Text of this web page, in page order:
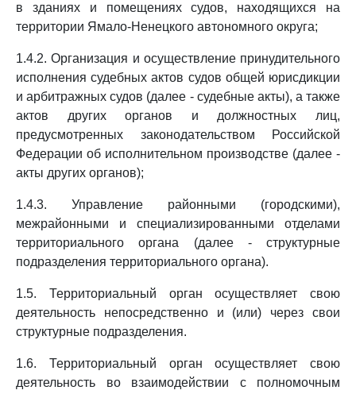
в зданиях и помещениях судов, находящихся на
территории Ямало-Ненецкого автономного округа;
1.4.2. Организация и осуществление принудительного
исполнения судебных актов судов общей юрисдикции
и арбитражных судов (далее - судебные акты), а также
актов других органов и должностных лиц,
предусмотренных законодательством Российской
Федерации об исполнительном производстве (далее -
акты других органов);
1.4.3. Управление районными (городскими),
межрайонными и специализированными отделами
территориального органа (далее - структурные
подразделения территориального органа).
1.5. Территориальный орган осуществляет свою
деятельность непосредственно и (или) через свои
структурные подразделения.
1.6. Территориальный орган осуществляет свою
деятельность во взаимодействии с полномочным